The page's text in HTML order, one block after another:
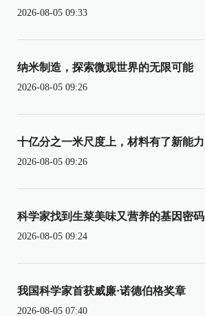
2026-08-05 09:33
纳米制造，探索微观世界的无限可能
2026-08-05 09:26
十亿分之一米尺度上，材料有了新能力
2026-08-05 09:26
科学家找到生菜美味又营养的基因密码
2026-08-05 09:24
我国科学家首获威廉·诺德伯格奖章
2026-08-05 07:40